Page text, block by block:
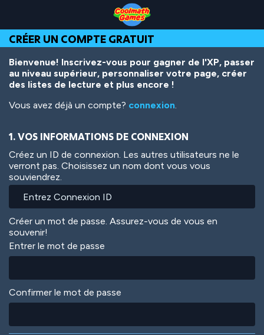
Top
of
Page
Navigation
Main
Content
Footer
contenu
principal
CRÉER UN COMPTE GRATUIT
Bienvenue! Inscrivez-vous pour gagner de l'XP, passer
au niveau supérieur, personnaliser votre page, créer
des listes de lecture et plus encore !
Vous avez déjà un compte? connexion.
1. VOS INFORMATIONS DE CONNEXION
Créez un ID de connexion. Les autres utilisateurs ne le
verront pas. Choisissez un nom dont vous vous
souviendrez.
Créer un mot de passe. Assurez-vous de vous en
souvenir!
Entrer le mot de passe
Confirmer le mot de passe